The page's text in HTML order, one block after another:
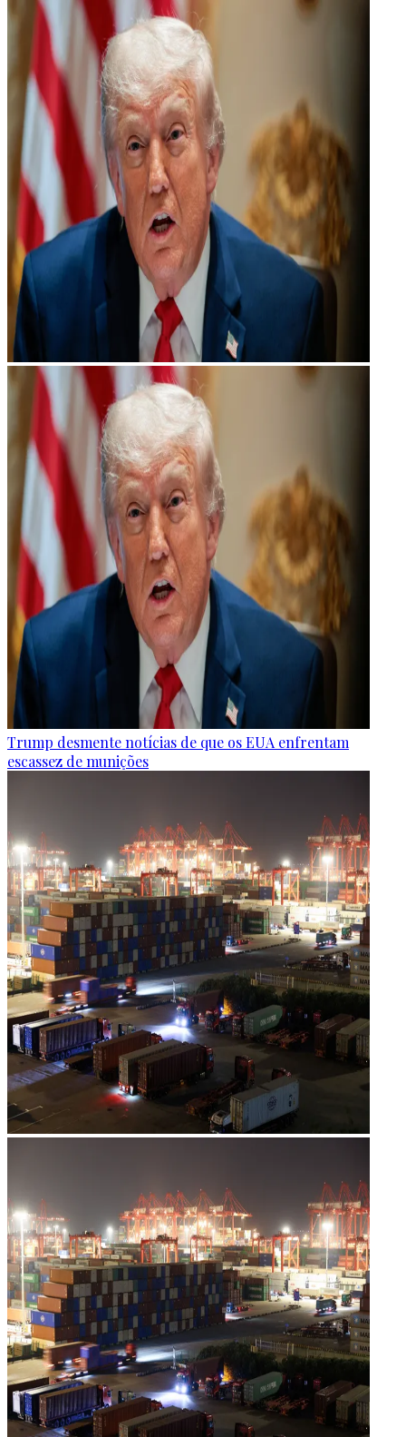
Trump desmente notícias de que os EUA enfrentam
escassez de munições